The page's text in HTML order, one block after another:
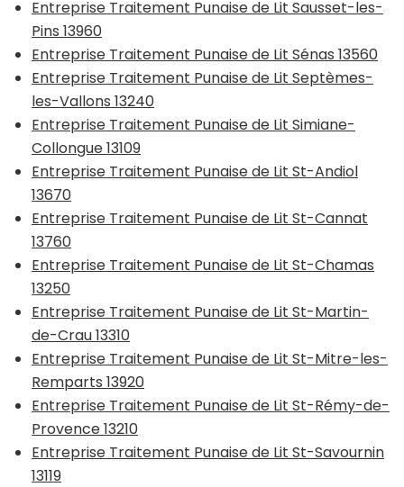
Entreprise Traitement Punaise de Lit Sausset-les-
Pins 13960
Entreprise Traitement Punaise de Lit Sénas 13560
Entreprise Traitement Punaise de Lit Septèmes-
les-Vallons 13240
Entreprise Traitement Punaise de Lit Simiane-
Collongue 13109
Entreprise Traitement Punaise de Lit St-Andiol
13670
Entreprise Traitement Punaise de Lit St-Cannat
13760
Entreprise Traitement Punaise de Lit St-Chamas
13250
Entreprise Traitement Punaise de Lit St-Martin-
de-Crau 13310
Entreprise Traitement Punaise de Lit St-Mitre-les-
Remparts 13920
Entreprise Traitement Punaise de Lit St-Rémy-de-
Provence 13210
Entreprise Traitement Punaise de Lit St-Savournin
13119